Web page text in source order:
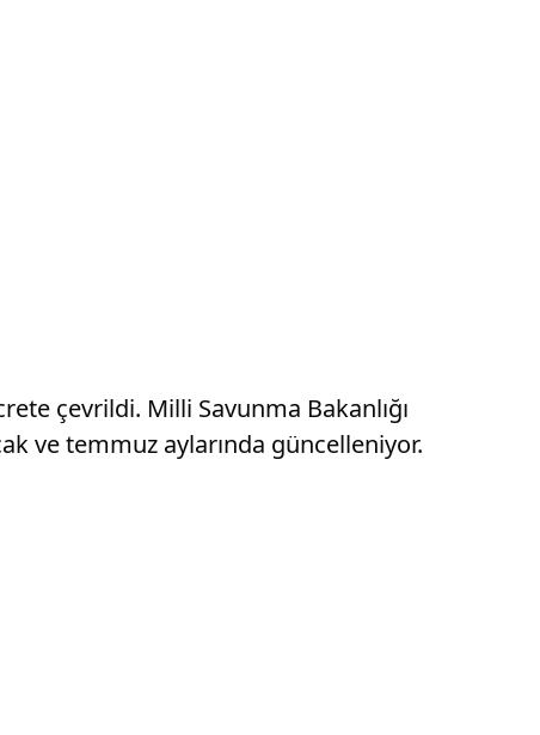
çevrildi. Milli Savunma Bakanlığı
ve temmuz aylarında güncelleniyor.